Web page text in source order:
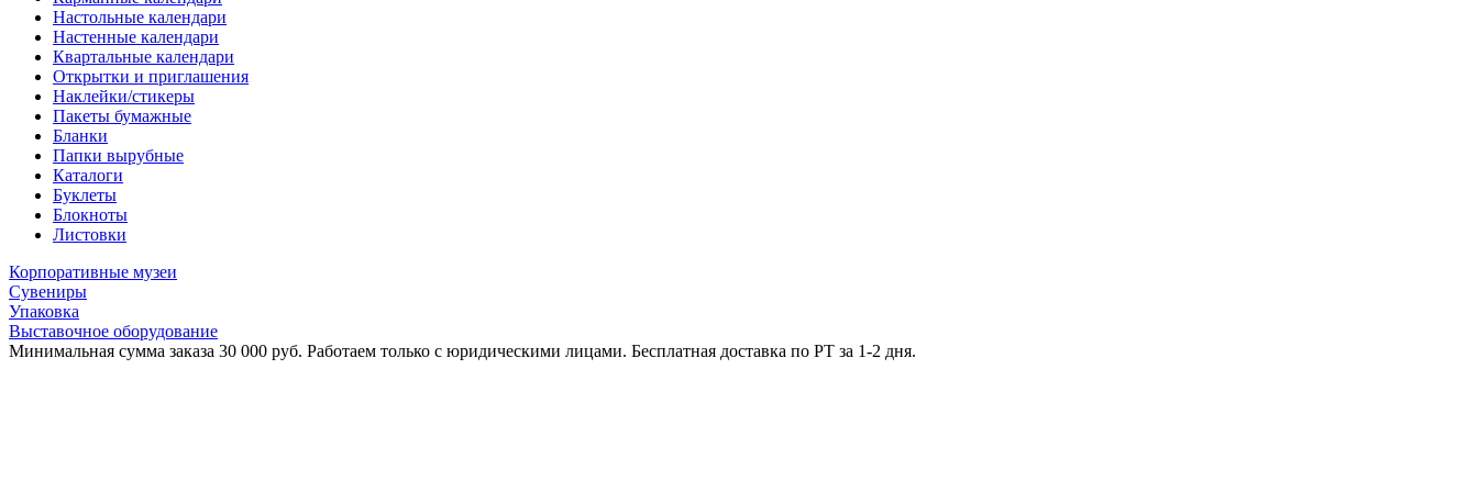
Настольные календари
Настенные календари
Квартальные календари
Открытки и приглашения
Наклейки/стикеры
Пакеты бумажные
Бланки
Папки вырубные
Каталоги
Буклеты
Блокноты
Листовки
Корпоративные музеи
Сувениры
Упаковка
Выставочное оборудование
Минимальная сумма заказа 30 000 руб. Работаем только с юридическими лицами. Бесплатная доставка по РТ за 1-2 дня.